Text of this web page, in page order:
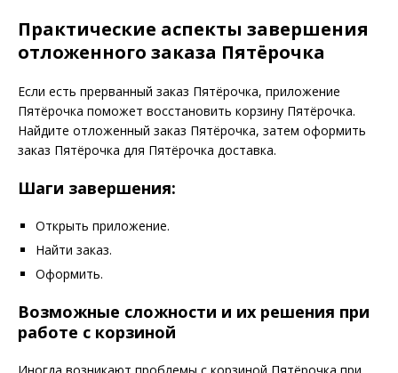
Практические аспекты завершения
отложенного заказа Пятёрочка
Если есть прерванный заказ Пятёрочка, приложение
Пятёрочка поможет восстановить корзину Пятёрочка.
Найдите отложенный заказ Пятёрочка, затем оформить
заказ Пятёрочка для Пятёрочка доставка.
Шаги завершения:
Открыть приложение.
Найти заказ.
Оформить.
Возможные сложности и их решения при
работе с корзиной